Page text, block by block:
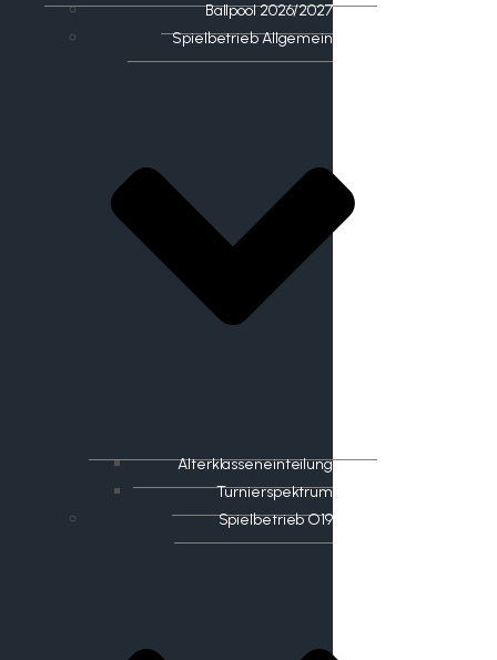
Ballpool 2026/2027
Spielbetrieb Allgemein
Alterklasseneinteilung
Turnierspektrum
Spielbetrieb O19